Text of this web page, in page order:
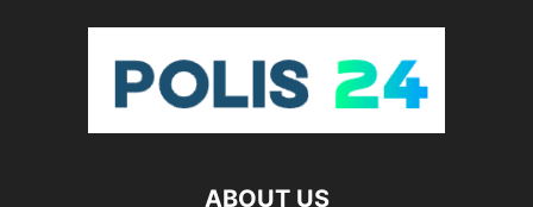
ABOUT US